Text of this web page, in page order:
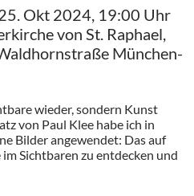
Okt 2024, 19:00 Uhr
von St. Raphael,
München-
wieder, sondern Kunst
von Paul Klee habe ich in
Bilder angewendet: Das auf
Sichtbaren zu entdecken und